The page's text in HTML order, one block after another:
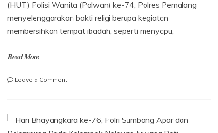
(HUT) Polisi Wanita (Polwan) ke-74, Polres Pemalang
menyelenggarakan bakti religi berupa kegiatan
membersihkan tempat ibadah, seperti menyapu,
Read More
Leave a Commenton
Ke-